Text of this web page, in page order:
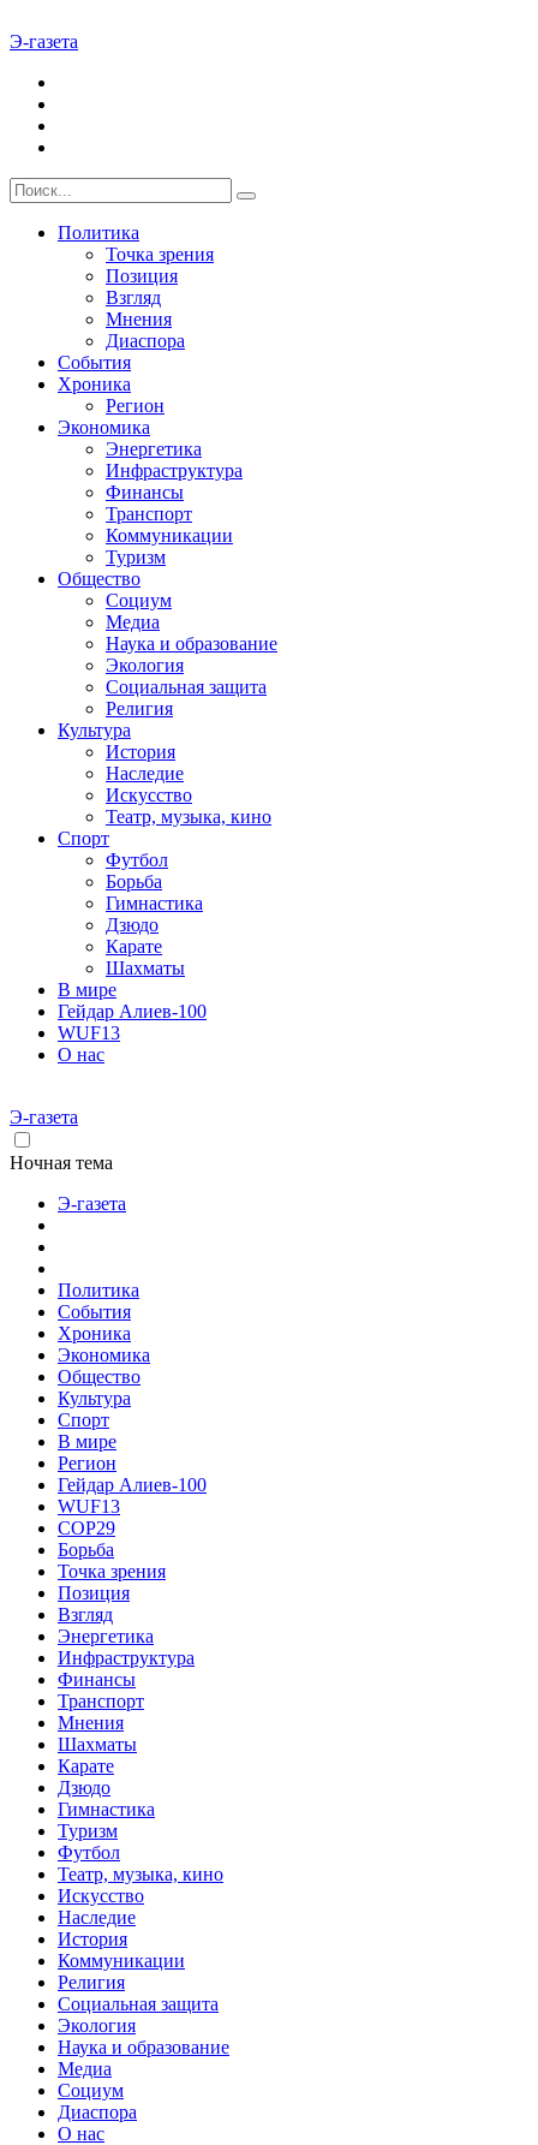
Э-газета
Политика
Точка зрения
Позиция
Взгляд
Мнения
Диаспора
События
Хроника
Регион
Экономика
Энергетика
Инфраструктура
Финансы
Транспорт
Коммуникации
Туризм
Общество
Социум
Медиа
Наука и образование
Экология
Социальная защита
Религия
Культура
История
Наследие
Искусство
Театр, музыка, кино
Спорт
Футбол
Борьба
Гимнастика
Дзюдо
Карате
Шахматы
В мире
Гейдар Алиев-100
WUF13
О нас
Э-газета
Ночная тема
Э-газета
Политика
События
Хроника
Экономика
Общество
Культура
Спорт
В мире
Регион
Гейдар Алиев-100
WUF13
COP29
Борьба
Точка зрения
Позиция
Взгляд
Энергетика
Инфраструктура
Финансы
Транспорт
Мнения
Шахматы
Карате
Дзюдо
Гимнастика
Туризм
Футбол
Театр, музыка, кино
Искусство
Наследие
История
Коммуникации
Религия
Социальная защита
Экология
Наука и образование
Медиа
Социум
Диаспора
О нас